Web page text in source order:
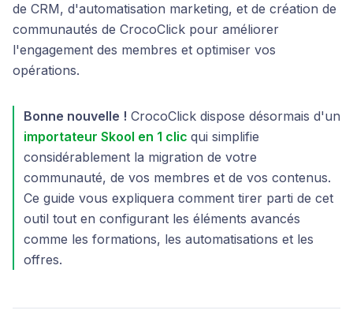
de CRM, d'automatisation marketing, et de création de
communautés de CrocoClick pour améliorer
l'engagement des membres et optimiser vos
opérations.
Bonne nouvelle ! CrocoClick dispose désormais d'un
importateur Skool en 1 clic qui simplifie
considérablement la migration de votre
communauté, de vos membres et de vos contenus.
Ce guide vous expliquera comment tirer parti de cet
outil tout en configurant les éléments avancés
comme les formations, les automatisations et les
offres.